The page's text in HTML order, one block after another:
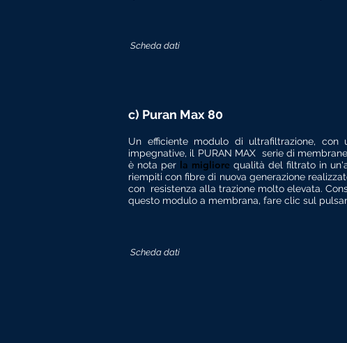
Scheda dati
c) Puran Max 80
Un efficiente modulo di ultrafiltrazione, con
impegnative, il PURAN MAX serie di
è nota per la migliore qualità del filtrato in
riempiti con fibre di nuova generazione
con resistenza alla trazione molto elevata.
questo modulo a membrana, fare clic sul
Scheda dati